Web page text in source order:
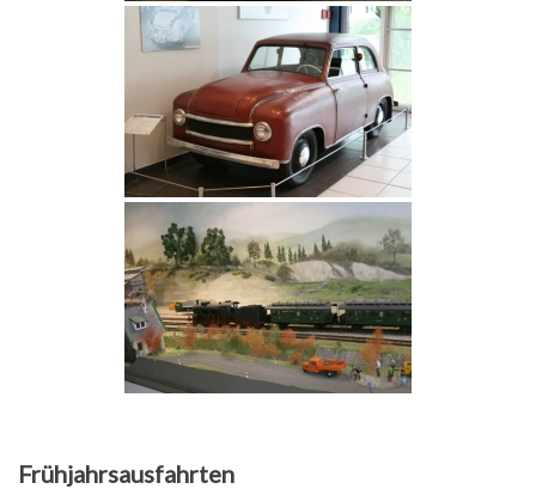
Frühjahrsausfahrten